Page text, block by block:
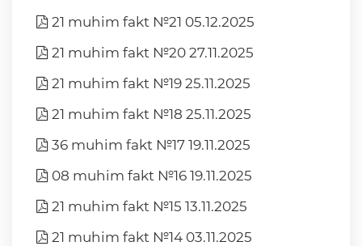
21 muhim fakt №21 05.12.2025
21 muhim fakt №20 27.11.2025
21 muhim fakt №19 25.11.2025
21 muhim fakt №18 25.11.2025
36 muhim fakt №17 19.11.2025
08 muhim fakt №16 19.11.2025
21 muhim fakt №15 13.11.2025
21 muhim fakt №14 03.11.2025